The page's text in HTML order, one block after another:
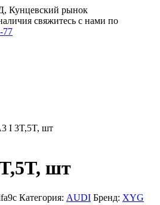
Кунцевский рынок
свяжитесь с нами по
77
I 3T,5T, шт
шт
Категория: AUDI Бренд: XYG